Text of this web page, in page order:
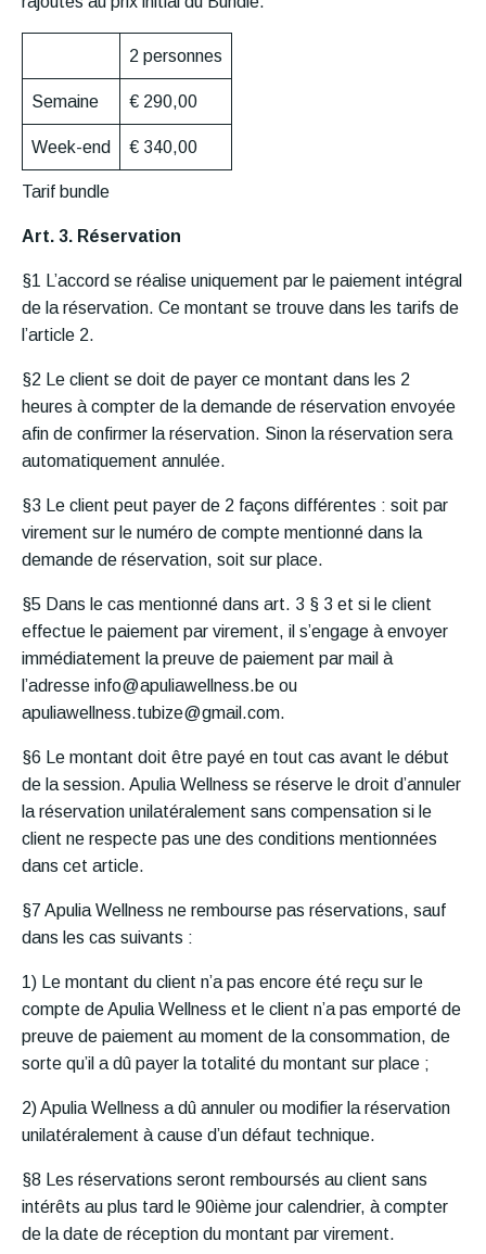
2 personnes
Semaine € 290,00
Week-end € 340,00
Tarif bundle
Art. 3. Réservation
§1 L’accord se réalise uniquement par le paiement intégral
de la réservation. Ce montant se trouve dans les tarifs de
l’article 2.
§2 Le client se doit de payer ce montant dans les 2
heures à compter de la demande de réservation envoyée
afin de confirmer la réservation. Sinon la réservation sera
automatiquement annulée.
§3 Le client peut payer de 2 façons différentes : soit par
virement sur le numéro de compte mentionné dans la
demande de réservation, soit sur place.
§5 Dans le cas mentionné dans art. 3 § 3 et si le client
effectue le paiement par virement, il s’engage à envoyer
immédiatement la preuve de paiement par mail à
l’adresse info@apuliawellness.be ou
apuliawellness.tubize@gmail.com.
§6 Le montant doit être payé en tout cas avant le début
de la session. Apulia Wellness se réserve le droit d’annuler
la réservation unilatéralement sans compensation si le
client ne respecte pas une des conditions mentionnées
dans cet article.
§7 Apulia Wellness ne rembourse pas réservations, sauf
dans les cas suivants :
1) Le montant du client n’a pas encore été reçu sur le
compte de Apulia Wellness et le client n’a pas emporté de
preuve de paiement au moment de la consommation, de
sorte qu’il a dû payer la totalité du montant sur place ;
2) Apulia Wellness a dû annuler ou modifier la réservation
unilatéralement à cause d’un défaut technique.
§8 Les réservations seront remboursés au client sans
intérêts au plus tard le 90ième jour calendrier, à compter
de la date de réception du montant par virement.